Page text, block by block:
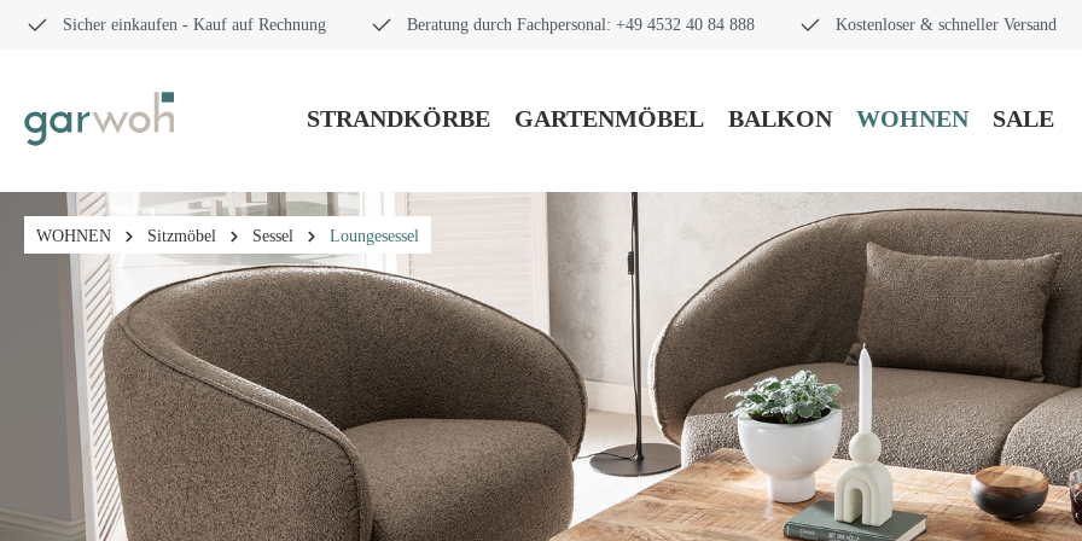
Sicher einkaufen - Kauf auf Rechnung Beratung durch Fachpersonal: +49 4532 40 84 888 Kostenloser & schneller Versand
STRANDKÖRBE GARTENMÖBEL BALKON WOHNEN SALE
WOHNEN Sitzmöbel Sessel Loungesessel